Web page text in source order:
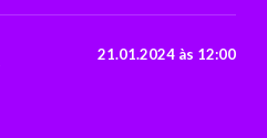
21.01.2024 às 12:00